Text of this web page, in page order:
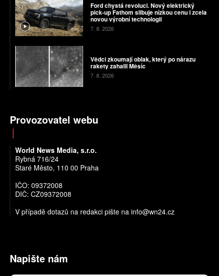
Ford chystá revoluci. Nový elektrický
pick-up Fathom slibuje nízkou cenu i zcela
novou výrobní technologii
7. 8. 2026
Vědci zkoumají oblak, který po nárazu
rakety zahalil Měsíc
7. 8. 2026
Provozovatel webu
World News Media, s.r.o.
Rybná 716/24
Staré Město, 110 00 Praha
IČO: 09372008
DIČ: CZ09372008
V případě dotazů na redakci pište na info@wn24.cz
Napište nám